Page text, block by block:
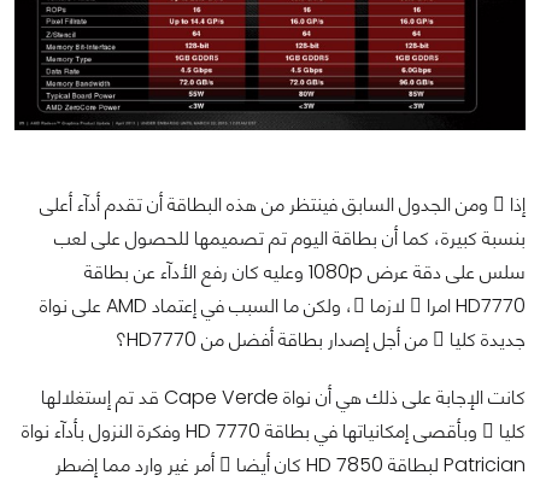
إذا ً ومن الجدول السابق فينتظر من هذه البطاقة أن تقدم أدآء أعلى
بنسبة كبيرة، كما أن بطاقة اليوم تم تصميمها للحصول على لعب
سلس على دقة عرض 1080p وعليه كان رفع الأدآء عن بطاقة
HD7770 امرا ً لازما ً، ولكن ما السبب في إعتماد AMD على نواة
جديدة كليا ً من أجل إصدار بطاقة أفضل من HD7770؟
كانت الإجابة على ذلك هي أن نواة Cape Verde قد تم إستغلالها
كليا ً وبأقصى إمكانياتها في بطاقة HD 7770 وفكرة النزول بأدآء نواة
Patrician لبطاقة HD 7850 كان أيضا ً أمر غير وارد مما إضطر